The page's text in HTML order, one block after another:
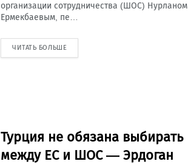
организации сотрудничества (ШОС) Нурланом
Ермекбаевым, пе…
ЧИТАТЬ БОЛЬШЕ
Турция не обязана выбирать
между ЕС и ШОС — Эрдоган